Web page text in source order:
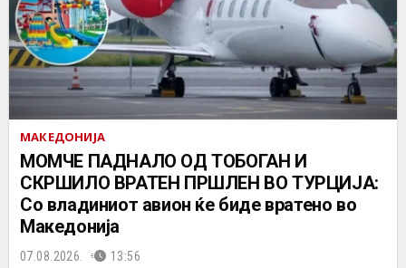
МАКЕДОНИЈА
МОМЧЕ ПАДНАЛО ОД ТОБОГАН И
СКРШИЛО ВРАТЕН ПРШЛЕН ВО ТУРЦИЈА:
Со владиниот авион ќе биде вратено во
Македонија
07.08.2026. 13:56